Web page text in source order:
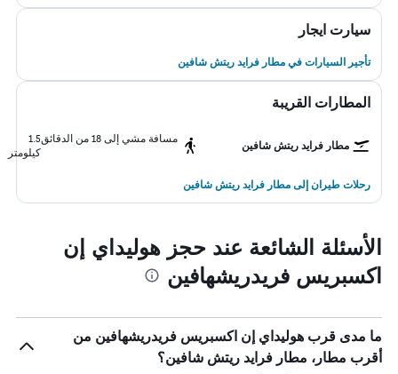
سيارت ايجار
تأجير السيارات في مطار فرايد ريتش شافين
المطارات القريبة
مطار فرايد ريتش شافين
مسافة مشي إلى 18 من الدقائق
1.5
كيلومتر
رحلات طيران إلى مطار فرايد ريتش شافين
الأسئلة الشائعة عند حجز هوليداي إن
اكسبريس فريدريشهافين
ما مدى قرب هوليداي إن اكسبريس فريدريشهافين من
أقرب مطار، مطار فرايد ريتش شافين؟